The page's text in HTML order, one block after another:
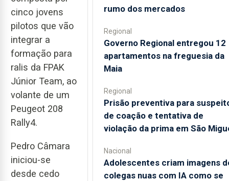
cinco jovens
pilotos que vão
integrar a
formação para
ralis da FPAK
Júnior Team, ao
volante de um
Peugeot 208
Rally4.
Pedro Câmara
iniciou-se
desde cedo
rumo dos mercados
Regional
Governo Regional entregou 12
apartamentos na freguesia da
Maia
Regional
Prisão preventiva para
de coação e tentativa de
violação da prima em São
Nacional
Adolescentes criam imagens
colegas nuas com IA como se